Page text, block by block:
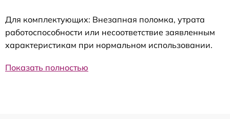
Для комплектующих: Внезапная поломка, утрата
работоспособности или несоответствие заявленным
характеристикам при нормальном использовании.
Показать полностью